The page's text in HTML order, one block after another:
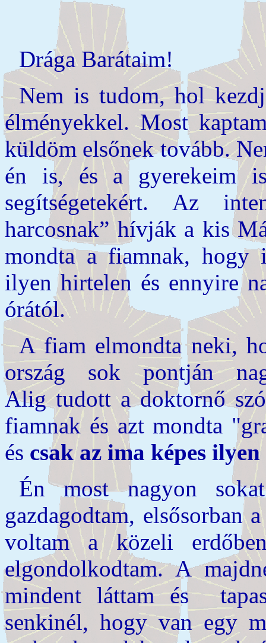
Drága Barátaim!
Nem is tudom, hol
élményekkel. Most
küldöm elsőnek tovább.
én is, és a gyerekeim
segítségetekért. Az
harcosnak” hívják a kis
mondta a fiamnak, hogy
ilyen hirtelen és ennyire
órától.
A fiam elmondta neki,
ország sok pontján
Alig tudott a doktornő
fiamnak és azt mondta
és csak az ima képes
Én most nagyon
gazdagodtam, elsősorban
voltam a közeli
elgondolkodtam. A
mindent láttam és
senkinél, hogy van egy